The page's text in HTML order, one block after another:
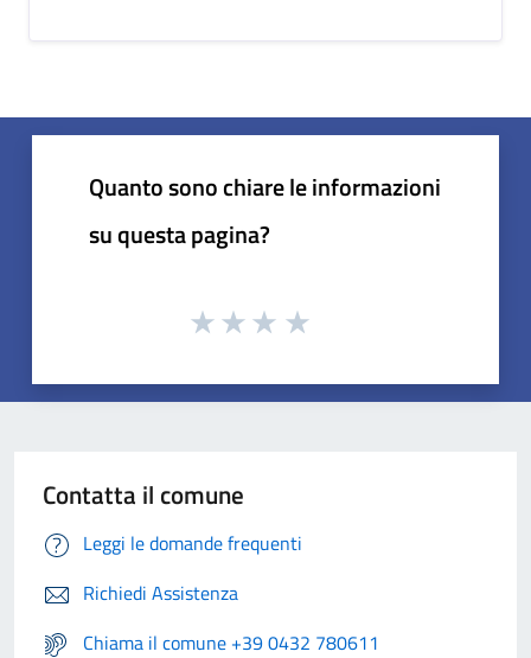
Quanto sono chiare le informazioni
su questa pagina?
Contatta il comune
Leggi le domande frequenti
Richiedi Assistenza
Chiama il comune +39 0432 780611